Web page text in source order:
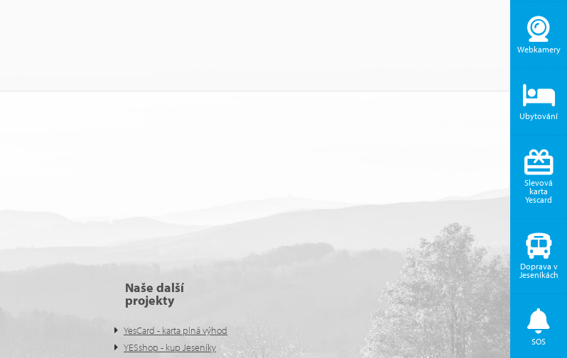
Naše další
projekty
YesCard - karta plná výhod
YESshop - kup Jeseníky
Webkamery
Ubytování
Slevová
karta
Yescard
Doprava v
Jeseníkách
SOS